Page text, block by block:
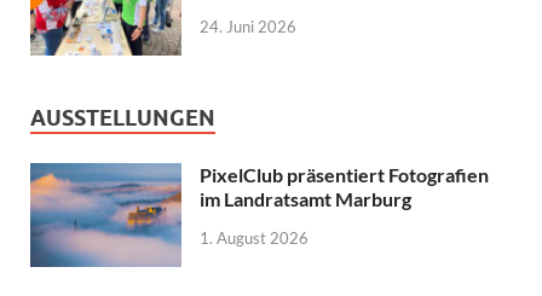
24. Juni 2026
AUSSTELLUNGEN
PixelClub präsentiert Fotografien
im Landratsamt Marburg
1. August 2026